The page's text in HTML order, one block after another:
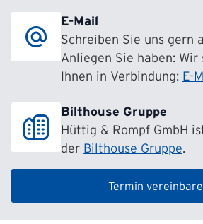
E-Mail
Schreiben Sie uns gern
Anliegen Sie haben:
Ihnen in Verbindung: E-
Bilthouse Gruppe
Hüttig & Rompf GmbH
der Bilthouse Gruppe.
Termin